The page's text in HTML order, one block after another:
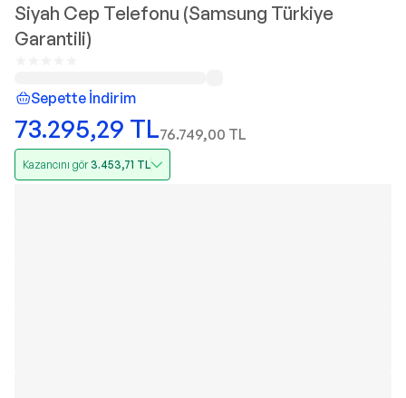
Siyah Cep Telefonu (Samsung Türkiye
Garantili)
Sepette İndirim
73.295,29 TL76.749,00 TL
Kazancını gör3.453,71 TL